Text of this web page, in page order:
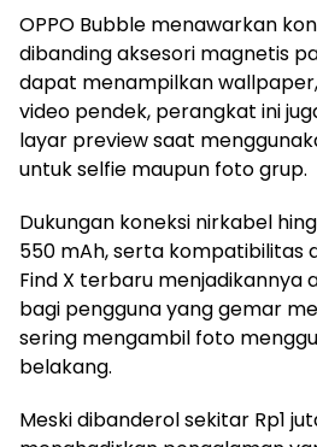
OPPO Bubble menawarkan
dibanding aksesori magnetis
dapat menampilkan
video pendek, perangkat ini
layar preview saat
untuk selfie maupun foto grup.
Dukungan koneksi nirkabel
550 mAh, serta kompatibilitas
Find X terbaru menjadikannya
bagi pengguna yang gemar
sering mengambil foto
belakang.
Meski dibanderol sekitar Rp1